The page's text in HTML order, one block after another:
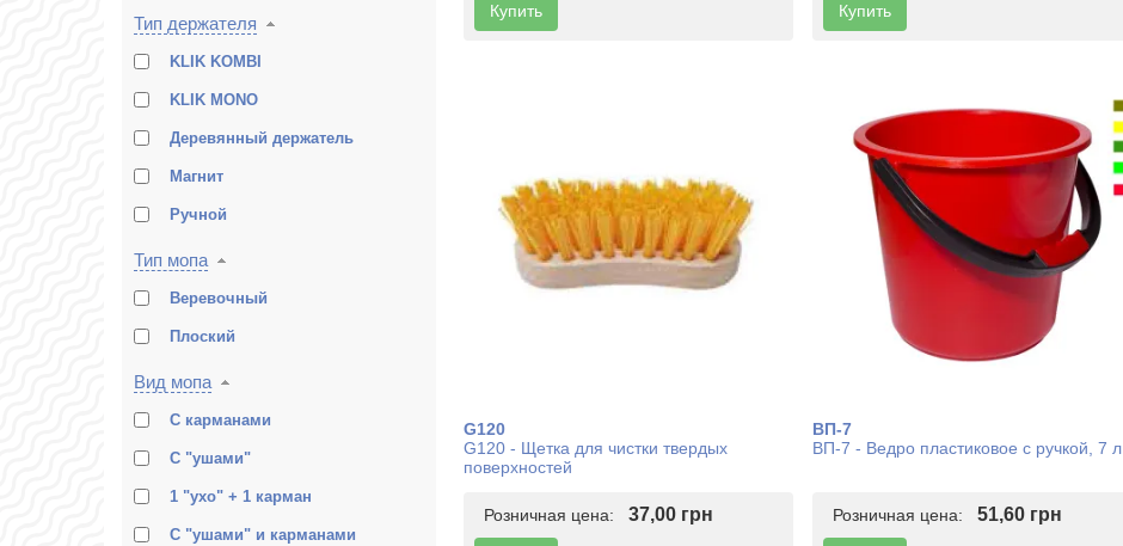
Тип держателя
KLIK KOMBI
KLIK MONO
Деревянный держатель
Магнит
Ручной
Тип мопа
Веревочный
Плоский
Вид мопа
С карманами
С "ушами"
1 "ухо" + 1 карман
С "ушами" и карманами
Купить Купить
G120
G120 - Щетка для чистки твердых
поверхностей
Розничная цена: 37,00 грн
ВП-7
ВП-7 - Ведро пластиковое с ручкой, 7 л
Розничная цена: 51,60 грн